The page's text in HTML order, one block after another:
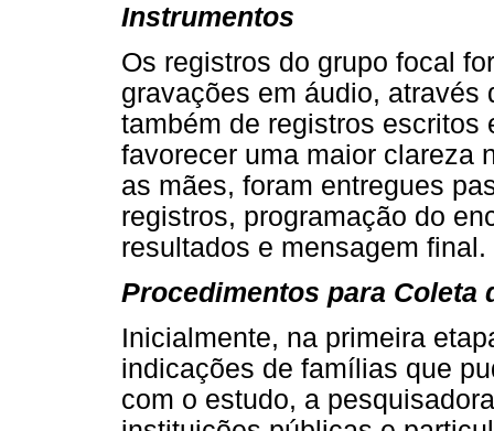
Instrumentos
Os registros do grupo focal
gravações em áudio, através
também de registros escritos
favorecer uma maior clareza
as mães, foram entregues
registros, programação do
resultados e mensagem final.
Procedimentos para Coleta
Inicialmente, na primeira
indicações de famílias que
com o estudo, a